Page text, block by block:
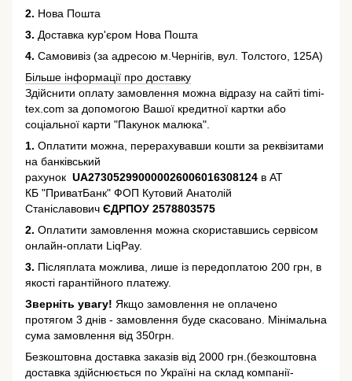
2. Нова Пошта
3. Доставка кур'єром Нова Пошта
4. Самовивіз (за адресою м.Чернігів, вул. Толстого, 125А)
Більше інформації про доставку
Здійснити оплату замовлення можна відразу на сайті timi-
tex.com за допомогою Вашої кредитної картки або
соціальної карти "Пакунок малюка".
1. Оплатити можна, перерахувавши кошти за реквізитами
на банківський
рахунок UA273052990000026006016308124 в АТ
КБ "ПриватБанк" ФОП Кутовий Анатолій
Станіславович ЄДРПОУ 2578803575
2. Оплатити замовлення можна скориставшись сервісом
онлайн-оплати LiqPay.
3. Післяплата можлива, лише із передоплатою 200 грн, в
якості гарантійного платежу.
Зверніть увагу! Якщо замовлення не оплачено
протягом 3 днів - замовлення буде скасовано. Мінімальна
сума замовлення від 350грн.
Безкоштовна доставка заказів від 2000 грн.(безкоштовна
доставка здійснюється по Україні на склад компанії-